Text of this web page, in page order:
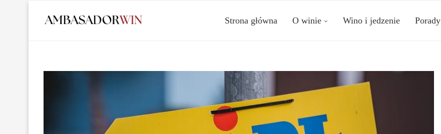
Strona główna O winie Wino i jedzenie Porady